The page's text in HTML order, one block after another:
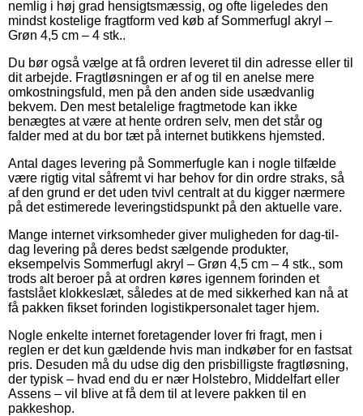
nemlig i høj grad hensigtsmæssig, og ofte ligeledes den
mindst kostelige fragtform ved køb af Sommerfugl akryl –
Grøn 4,5 cm – 4 stk..
Du bør også vælge at få ordren leveret til din adresse eller til
dit arbejde. Fragtløsningen er af og til en anelse mere
omkostningsfuld, men på den anden side usædvanlig
bekvem. Den mest betalelige fragtmetode kan ikke
benægtes at være at hente ordren selv, men det står og
falder med at du bor tæt på internet butikkens hjemsted.
Antal dages levering på Sommerfugle kan i nogle tilfælde
være rigtig vital såfremt vi har behov for din ordre straks, så
af den grund er det uden tvivl centralt at du kigger nærmere
på det estimerede leveringstidspunkt på den aktuelle vare.
Mange internet virksomheder giver muligheden for dag-til-
dag levering på deres bedst sælgende produkter,
eksempelvis Sommerfugl akryl – Grøn 4,5 cm – 4 stk., som
trods alt beroer på at ordren køres igennem forinden et
fastslået klokkeslæt, således at de med sikkerhed kan nå at
få pakken fikset forinden logistikpersonalet tager hjem.
Nogle enkelte internet foretagender lover fri fragt, men i
reglen er det kun gældende hvis man indkøber for en fastsat
pris. Desuden må du udse dig den prisbilligste fragtløsning,
der typisk – hvad end du er nær Holstebro, Middelfart eller
Assens – vil blive at få dem til at levere pakken til en
pakkeshop.